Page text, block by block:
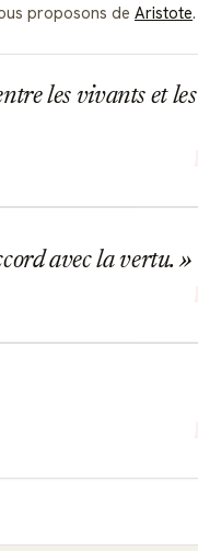
proposons de Aristote.
les vivants et les
avec la vertu.